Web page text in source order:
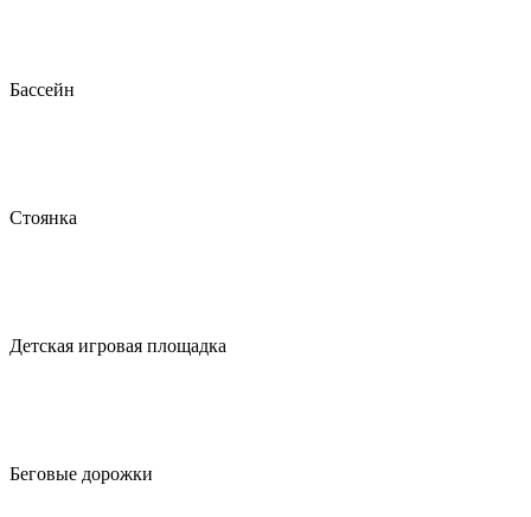
Бассейн
Стоянка
Детская игровая площадка
Беговые дорожки